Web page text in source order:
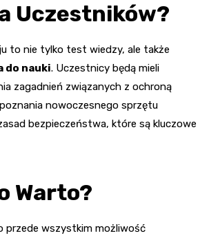
Uczestników?
to nie tylko test wiedzy, ale także
do nauki. Uczestnicy będą mieli
zagadnień związanych z ochroną
nowoczesnego sprzętu
bezpieczeństwa, które są kluczowe
Warto?
przede wszystkim możliwość